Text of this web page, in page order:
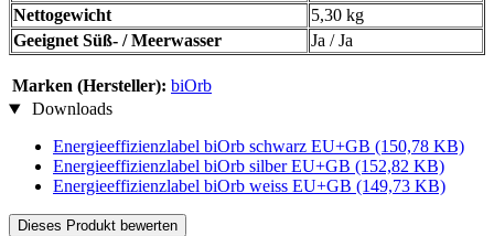
Nettogewicht
5,30 kg
Geeignet Süß- / Meerwasser
Ja / Ja
Marken (Hersteller): biOrb
Downloads
Energieeffizienzlabel biOrb schwarz EU+GB (150,78 KB)
Energieeffizienzlabel biOrb silber EU+GB (152,82 KB)
Energieeffizienzlabel biOrb weiss EU+GB (149,73 KB)
Dieses Produkt bewerten